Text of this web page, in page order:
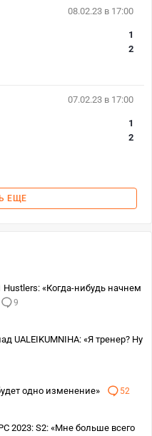
08.02.23 в 17:00
1
2
07.02.23 в 17:00
1
2
ЕЩЕ
«Когда-нибудь начнем
9
UALEIKUMNIHA: «Я тренер? Ну
одно изменение»
52
2023: S2: «Мне больше всего